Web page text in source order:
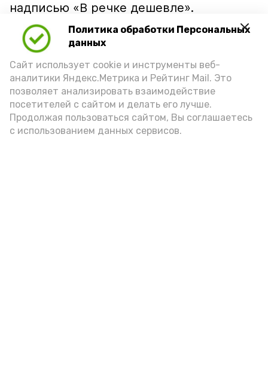
Политика обработки Персональных
данных
Сайт использует cookie и инструменты веб-
аналитики Яндекс.Метрика и Рейтинг Mail. Это
позволяет анализировать взаимодействие
посетителей с сайтом и делать его лучше.
Продолжая пользоваться сайтом, Вы соглашаетесь
с использованием данных сервисов.
надписью «В речке дешевле».